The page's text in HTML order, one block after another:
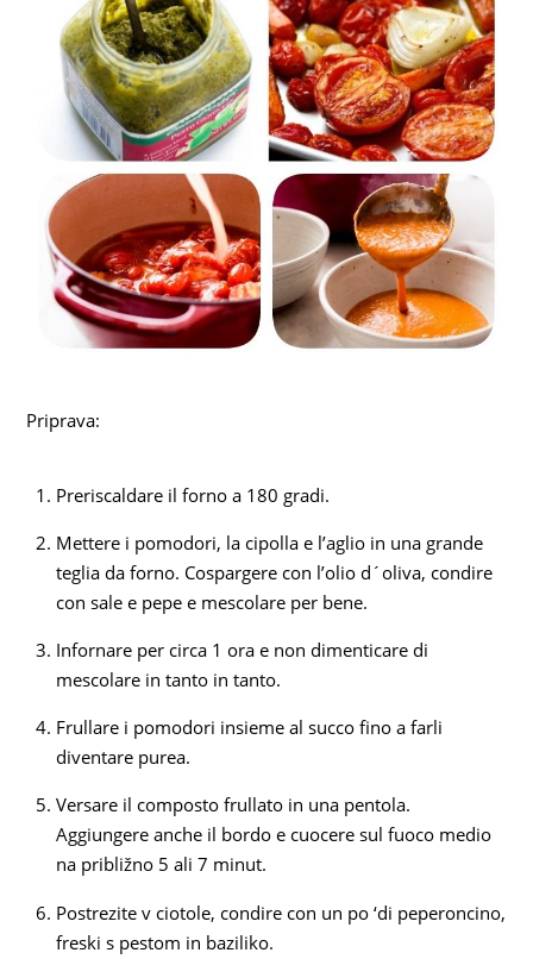
Priprava:
Preriscaldare il forno a 180 gradi.
Mettere i pomodori, la cipolla e l’aglio in una grande
teglia da forno. Cospargere con l’olio d´oliva, condire
con sale e pepe e mescolare per bene.
Infornare per circa 1 ora e non dimenticare di
mescolare in tanto in tanto.
Frullare i pomodori insieme al succo fino a farli
diventare purea.
Versare il composto frullato in una pentola.
Aggiungere anche il bordo e cuocere sul fuoco medio
na približno 5 ali 7 minut.
Postrezite v ciotole, condire con un po ‘di peperoncino,
freski s pestom in baziliko.